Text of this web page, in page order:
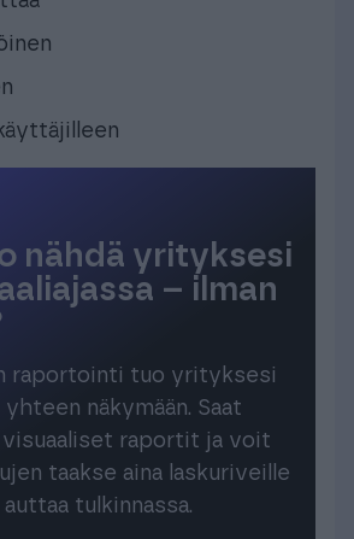
nähdä yrityksesi
– ilman
raportointi tuo yrityksesi
näkymään. Saat
visuaaliset raportit ja voit
taakse aina laskuriveille
tulkinnassa.